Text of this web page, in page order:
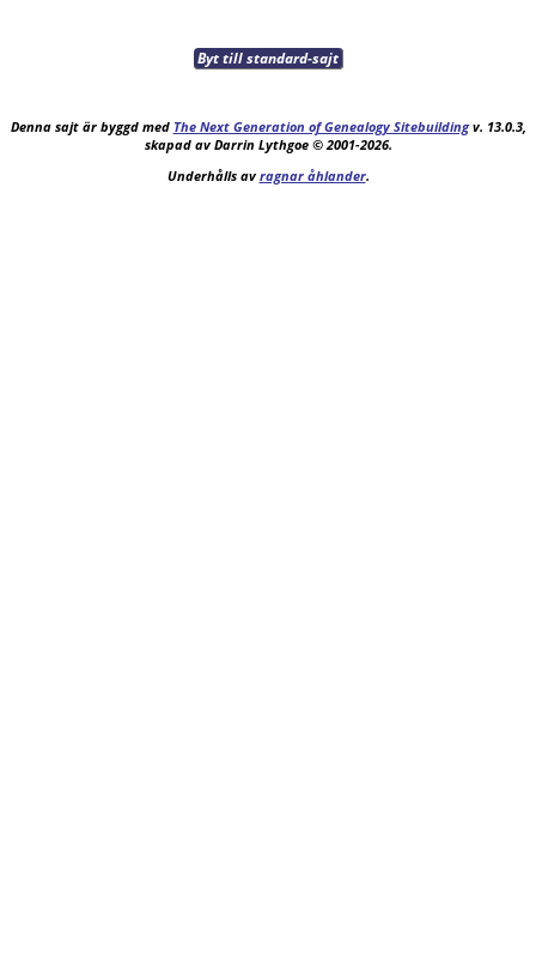
Byt till standard-sajt
Denna sajt är byggd med The Next Generation of Genealogy Sitebuildingv. 13.0.3,
skapad av Darrin Lythgoe © 2001-2026.
Underhålls av ragnar åhlander.